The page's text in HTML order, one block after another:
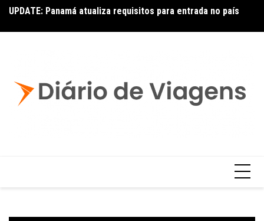
UPDATE: Panamá atualiza requisitos para entrada no país
Copa – Atualização: Política de Alterações e Reembolsos